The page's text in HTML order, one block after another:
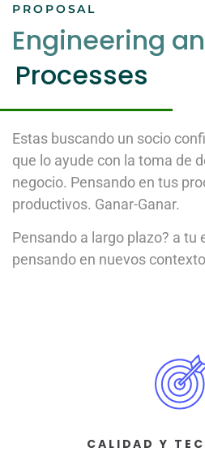
PROPOSAL
Engineering
Processes
Estas buscando un socio
que lo ayude con la toma de
negocio. Pensando en tus
productivos. Ganar-Ganar.
Pensando a largo plazo? a tu
pensando en nuevos
CALIDAD Y